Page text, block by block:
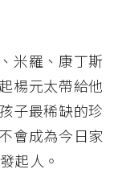
米羅、康丁斯
楊元太帶給他
子最稀缺的珍
會成為今日家
起人。